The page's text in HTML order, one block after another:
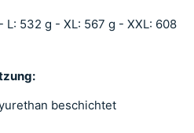
L: 532 g - XL: 567 g - XXL: 608
beschichtet